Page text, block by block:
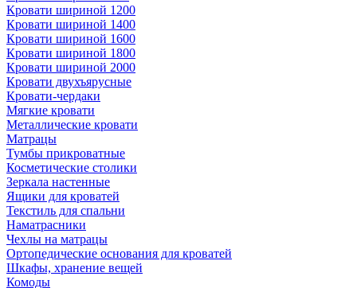
Кровати шириной 1200
Кровати шириной 1400
Кровати шириной 1600
Кровати шириной 1800
Кровати шириной 2000
Кровати двухъярусные
Кровати-чердаки
Мягкие кровати
Металлические кровати
Матрацы
Тумбы прикроватные
Косметические столики
Зеркала настенные
Ящики для кроватей
Текстиль для спальни
Наматрасники
Чехлы на матрацы
Ортопедические основания для кроватей
Шкафы, хранение вещей
Комоды